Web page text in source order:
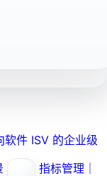
软件 ISV 的企业级
指标管理｜